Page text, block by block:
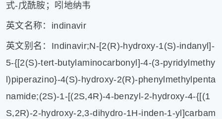
健
家
庭
术
人
生
活
式-戊酰胺；吲地纳韦
英文名称：indinavir
英文别名：Indinavir;N-[2(R)-hydroxy-1(S)-indanyl]-
5-{[2(S)-tert-butylaminocarbonyl]-4-(3-pyridylmethy
l)piperazino}-4(S)-hydroxy-2(R)-phenylmethylpenta
namide;(2S)-1-[(2S,4R)-4-benzyl-2-hydroxy-4-{[(1
S,2R)-2-hydroxy-2,3-dihydro-1H-inden-1-yl]carbam